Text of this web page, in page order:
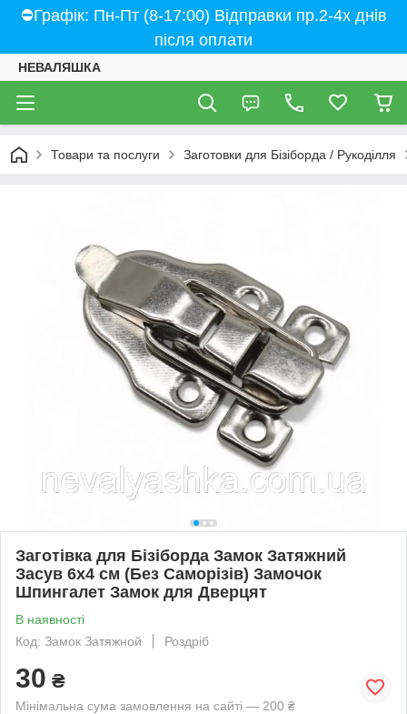
⛔Графік: Пн-Пт (8-17:00) Відправки пр.2-4х днів
після оплати
НЕВАЛЯШКА
Товари та послуги Заготовки для Бізіборда / Рукоділля
Заготівка для Бізіборда Замок Затяжний
Засув 6х4 см (Без Саморізів) Замочок
Шпингалет Замок для Дверцят
В наявності
Код: Замок Затяжной
Роздріб
30 ₴
Мінімальна сума замовлення на сайті — 200 ₴